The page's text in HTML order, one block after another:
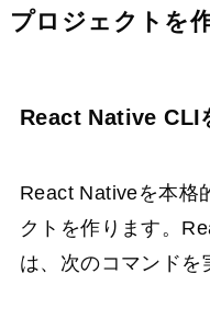
プロジェクトを
React Native CLI
React Nativeを本格
クトを作ります。
は、次のコマンドを